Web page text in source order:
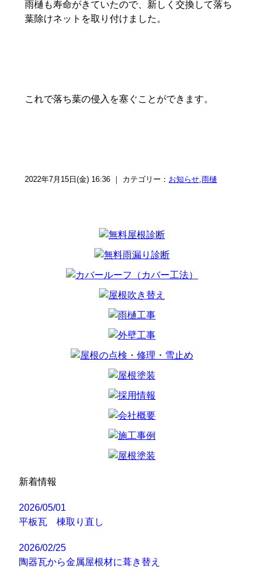
雨樋も寿命がきていたので、新しく交換して落ち
葉除けネットを取り付けました。
これで落ち葉の侵入を塞ぐことができます。
2022年7月15日(金) 16:36 ｜ カテゴリー： お知らせ,雨樋
新着情報
2026/05/01
平板瓦 棟取り直し
2026/02/25
陶器瓦から金属屋根材に葺き替え